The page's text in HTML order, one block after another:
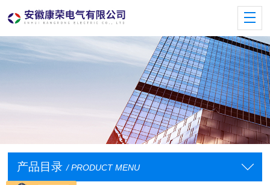
产品目录 / PRODUCT MENU